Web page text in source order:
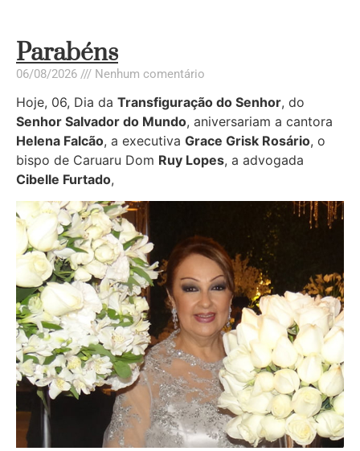
Parabéns
06/08/2026 Nenhum comentário
Hoje, 06, Dia da Transfiguração do Senhor, do
Senhor Salvador do Mundo, aniversariam a cantora
Helena Falcão, a executiva Grace Grisk Rosário, o
bispo de Caruaru Dom Ruy Lopes, a advogada
Cibelle Furtado,